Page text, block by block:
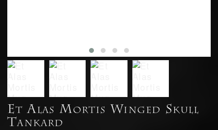
Et Alas Mortis Winged Skull
Tankard